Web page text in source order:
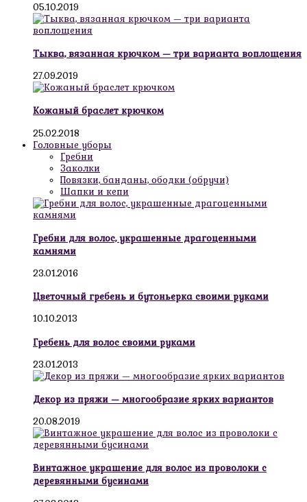
05.10.2019
Тыква, вязанная крючком — три варианта воплощения
27.09.2019
Кожаный браслет крючком
25.02.2018
Головные уборы
Гребни
Заколки
Повязки, банданы, ободки (обручи)
Шапки и кепи
Гребни для волос, украшенные драгоценными
камнями
23.01.2016
Цветочный гребень и бутоньерка своими руками
10.10.2013
Гребень для волос своими руками
23.01.2013
Декор из пряжи — многообразие ярких вариантов
20.08.2019
Винтажное украшение для волос из проволоки с
деревянными бусинами